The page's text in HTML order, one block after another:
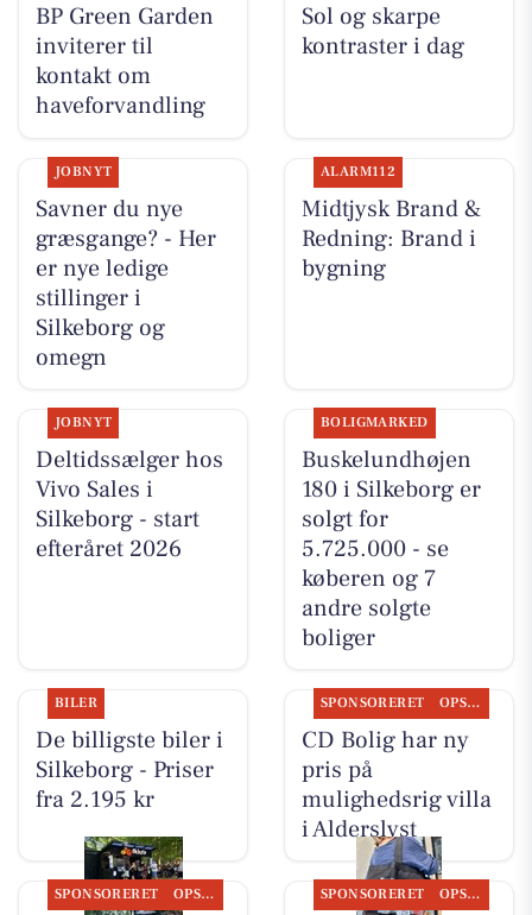
BP Green Garden
inviterer til
kontakt om
haveforvandling
Sol og skarpe
kontraster i dag
JOBNYT
Savner du nye
græsgange? - Her
er nye ledige
stillinger i
Silkeborg og
omegn
ALARM112
Midtjysk Brand &
Redning: Brand i
bygning
JOBNYT
Deltidssælger hos
Vivo Sales i
Silkeborg - start
efteråret 2026
BOLIGMARKED
Buskelundhøjen
180 i Silkeborg er
solgt for
5.725.000 - se
køberen og 7
andre solgte
boliger
BILER
De billigste biler i
Silkeborg - Priser
fra 2.195 kr
SPONSORERET OPSLAGSTAVLEN
CD Bolig har ny
pris på
mulighedsrig villa
i Alderslyst
SPONSORERET OPSLAGSTAVLEN SPONSORERET OPSLAGSTAVLEN